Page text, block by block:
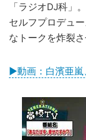
「ラジオDJ科」
セルフプロデュ
なトークを炸裂さ
▶動画：白濱亜嵐